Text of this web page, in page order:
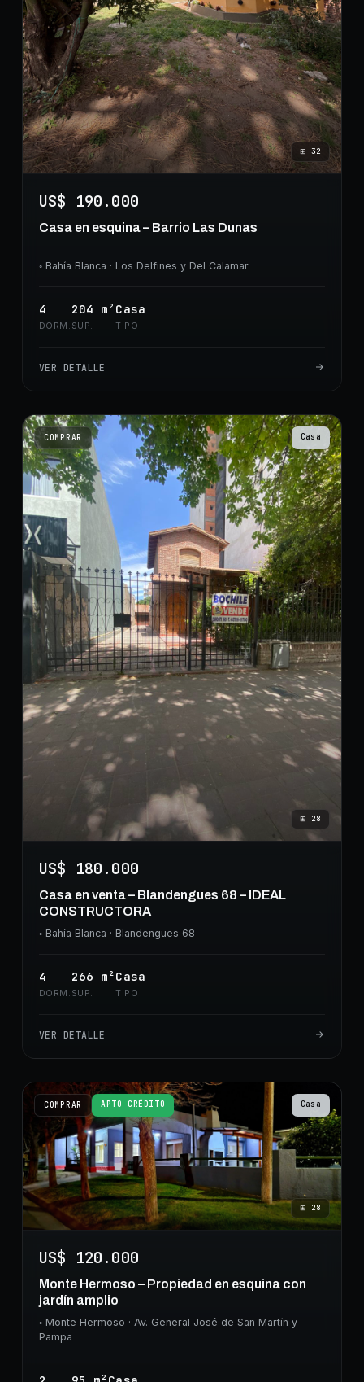
⊞32
US$ 190.000
Casa en esquina – Barrio Las Dunas
◦ Bahía Blanca · Los Delfines y Del Calamar
4
DORM.
204 m²
SUP.
Casa
TIPO
VER DETALLE
COMPRAR Casa
⊞ 28
US$ 180.000
Casa en venta – Blandengues 68 – IDEAL
CONSTRUCTORA
◦ Bahía Blanca · Blandengues 68
4
DORM.
266 m²
SUP.
Casa
TIPO
VER DETALLE
COMPRAR APTO CRÉDITO Casa
⊞ 28
US$ 120.000
Monte Hermoso – Propiedad en esquina con
jardín amplio
◦ Monte Hermoso · Av. General José de San Martín y
Pampa